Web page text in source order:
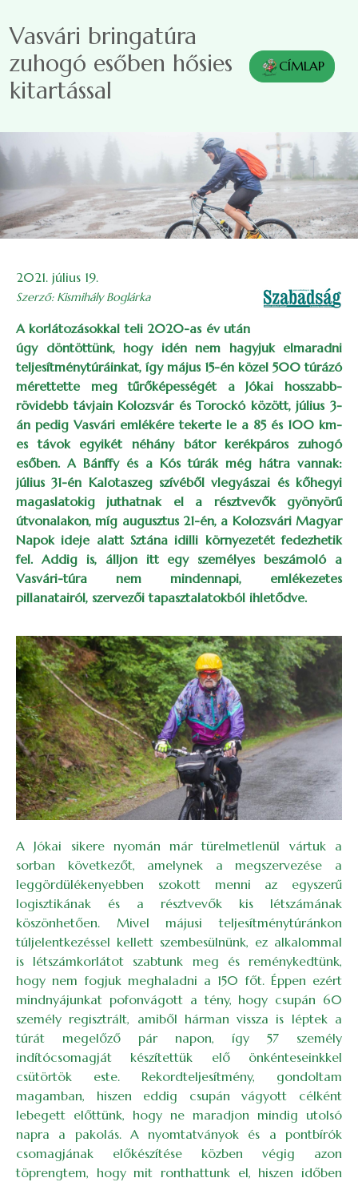
Vasvári bringatúra
zuhogó esőben hősies
kitartással
CÍMLAP
2021. július 19.
Szerző: Kismihály Boglárka
A korlátozásokkal teli 2020-as év után
úgy döntöttünk, hogy idén nem hagyjuk elmaradni
teljesítménytúráinkat, így május 15-én közel 500 túrázó
mérettette meg tűrőképességét a Jókai hosszabb-
rövidebb távjain Kolozsvár és Torockó között, július 3-
án pedig Vasvári emlékére tekerte le a 85 és 100 km-
es távok egyikét néhány bátor kerékpáros zuhogó
esőben. A Bánffy és a Kós túrák még hátra vannak:
július 31-én Kalotaszeg szívéből vlegyászai és kőhegyi
magaslatokig juthatnak el a résztvevők gyönyörű
útvonalakon, míg augusztus 21-én, a Kolozsvári Magyar
Napok ideje alatt Sztána idilli környezetét fedezhetik
fel. Addig is, álljon itt egy személyes beszámoló a
Vasvári-túra nem mindennapi, emlékezetes
pillanatairól, szervezői tapasztalatokból ihletődve.
A Jókai sikere nyomán már türelmetlenül vártuk a
sorban következőt, amelynek a megszervezése a
leggördülékenyebben szokott menni az egyszerű
logisztikának és a résztvevők kis létszámának
köszönhetően. Mivel májusi teljesítménytúránkon
túljelentkezéssel kellett szembesülnünk, ez alkalommal
is létszámkorlátot szabtunk meg és reménykedtünk,
hogy nem fogjuk meghaladni a 150 főt. Éppen ezért
mindnyájunkat pofonvágott a tény, hogy csupán 60
személy regisztrált, amiből hárman vissza is léptek a
túrát megelőző pár napon, így 57 személy
indítócsomagját készítettük elő önkénteseinkkel
csütörtök este. Rekordteljesítmény, gondoltam
magamban, hiszen eddig csupán vágyott célként
lebegett előttünk, hogy ne maradjon mindig utolsó
napra a pakolás. A nyomtatványok és a pontbírók
csomagjának előkészítése közben végig azon
töprengtem, hogy mit ronthattunk el, hiszen időben